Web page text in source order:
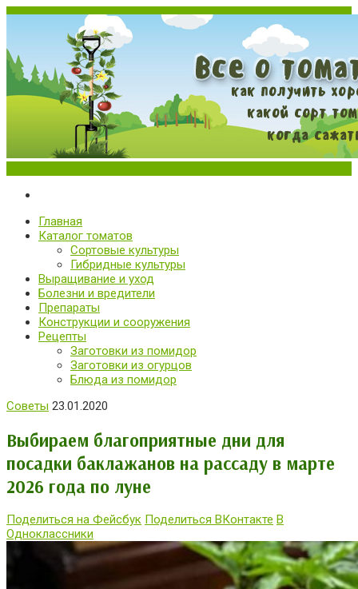
Все о томатах. Выращивание томатов. Сорта и рассада.
Выращивание и уход за томатами
Главная
Каталог томатов
Сортовые культуры
Гибридные культуры
Выращивание и уход
Болезни и вредители
Препараты
Конструкции и сооружения
Рецепты
Заготовки из помидор
Заготовки из огурцов
Блюда из помидор
Советы 23.01.2020
Выбираем благоприятные дни для
посадки баклажанов на рассаду в марте
2026 года по луне
Поделиться на Фейсбук Поделиться ВКонтакте В
Одноклассники